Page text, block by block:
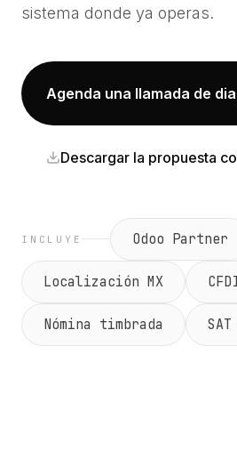
sistema donde ya operas.
Agenda una llamada de
Descargar la propuesta
INCLUYE Odoo Partner
Localización MX
Nómina timbrada